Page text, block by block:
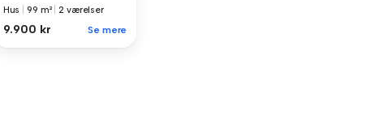
Hus 99 m² |2 værelser
9.900 kr Se mere